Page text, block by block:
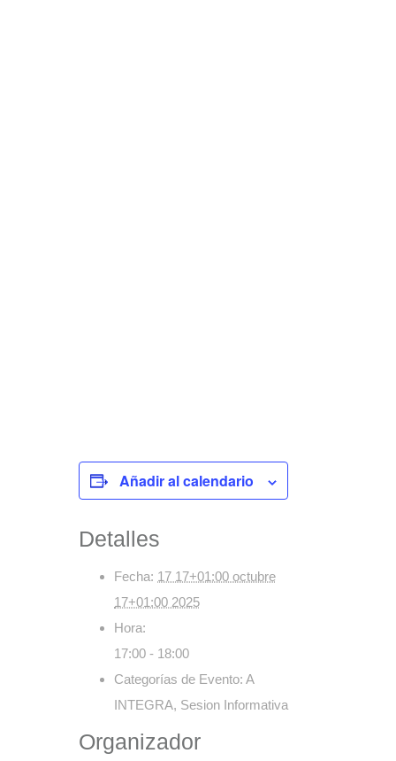
Añadir al calendario
Detalles
Fecha: 17 17+01:00 octubre
17+01:00 2025
Hora:
17:00 - 18:00
Categorías de Evento: A
INTEGRA, Sesion Informativa
Organizador